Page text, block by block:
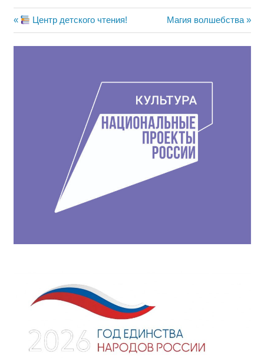
Навигация
по
Предыдущая
запись:
Центр детского чтения!
Следующая
запись:
Магия волшебства